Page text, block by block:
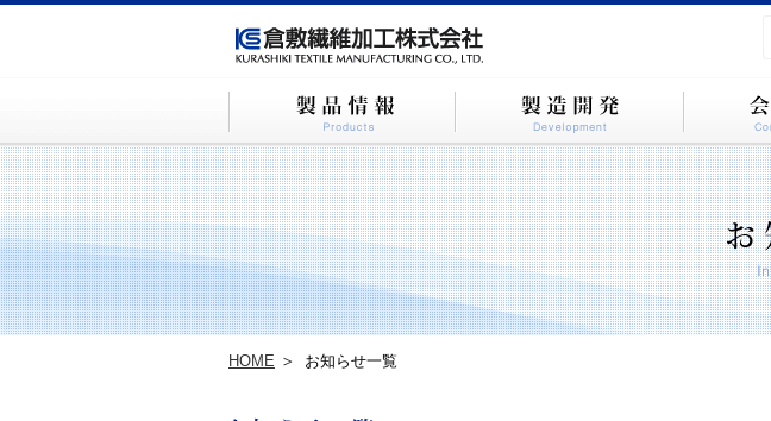
HOME お知らせ一覧